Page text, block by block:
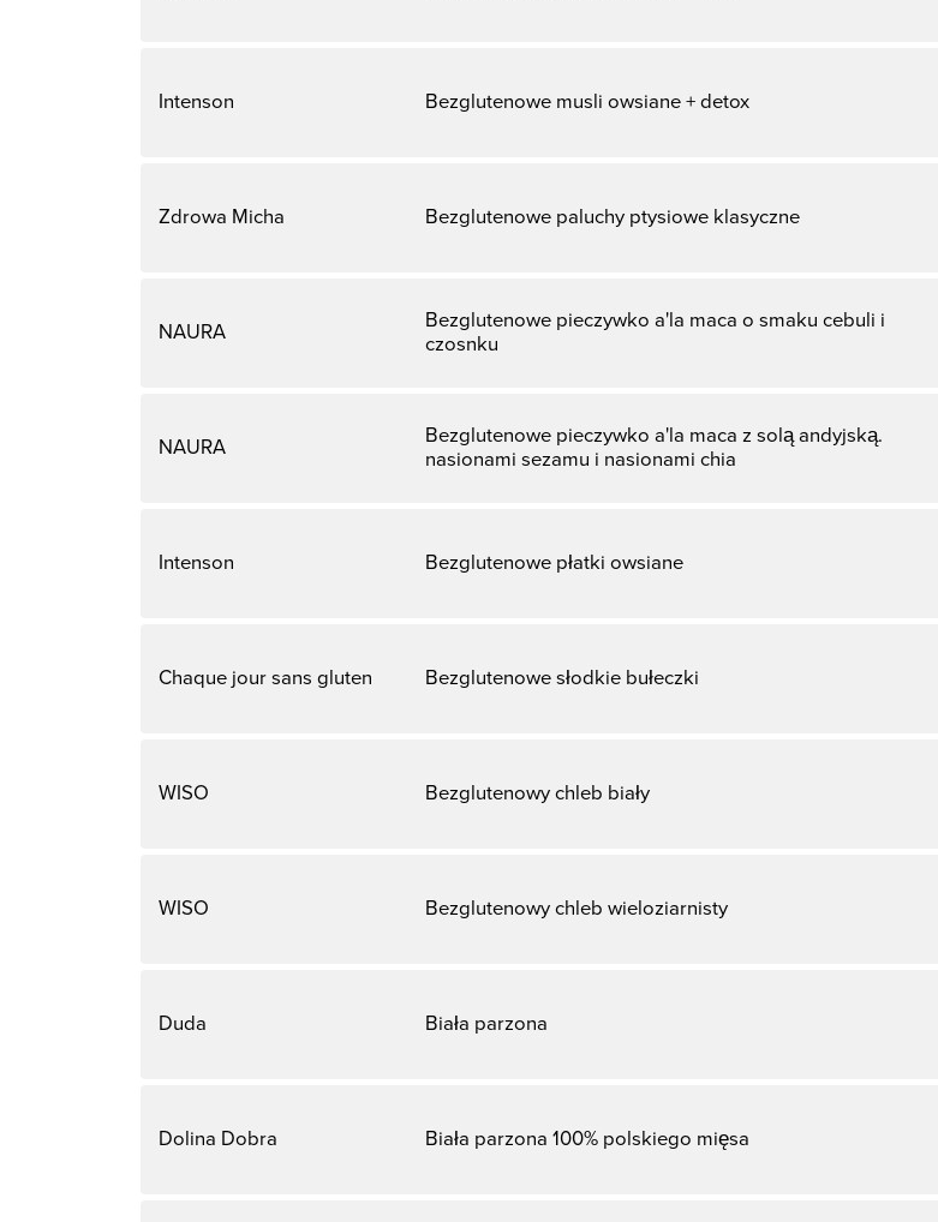
Intenson Bezglutenowe musli owsiane + detox
Zdrowa Micha Bezglutenowe paluchy ptysiowe klasyczne
NAURA
Bezglutenowe pieczywko a'la maca o smaku cebuli i
czosnku
NAURA
Bezglutenowe pieczywko a'la maca z solą andyjską.
nasionami sezamu i nasionami chia
Intenson Bezglutenowe płatki owsiane
Chaque jour sans gluten Bezglutenowe słodkie bułeczki
WISO Bezglutenowy chleb biały
WISO Bezglutenowy chleb wieloziarnisty
Duda Biała parzona
Dolina Dobra Biała parzona 100% polskiego mięsa